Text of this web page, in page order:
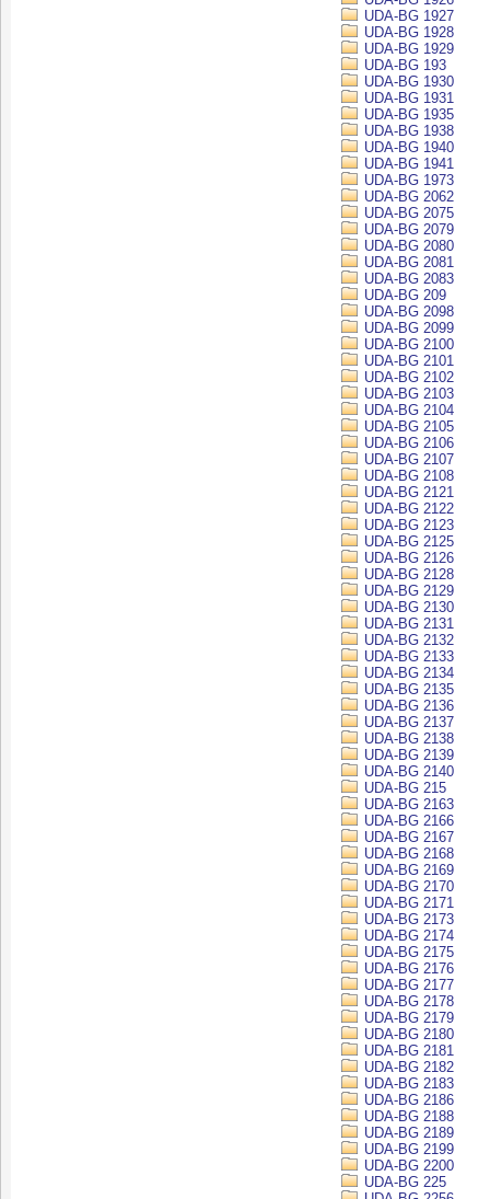
UDA-BG 1927
UDA-BG 1928
UDA-BG 1929
UDA-BG 193
UDA-BG 1930
UDA-BG 1931
UDA-BG 1935
UDA-BG 1938
UDA-BG 1940
UDA-BG 1941
UDA-BG 1973
UDA-BG 2062
UDA-BG 2075
UDA-BG 2079
UDA-BG 2080
UDA-BG 2081
UDA-BG 2083
UDA-BG 209
UDA-BG 2098
UDA-BG 2099
UDA-BG 2100
UDA-BG 2101
UDA-BG 2102
UDA-BG 2103
UDA-BG 2104
UDA-BG 2105
UDA-BG 2106
UDA-BG 2107
UDA-BG 2108
UDA-BG 2121
UDA-BG 2122
UDA-BG 2123
UDA-BG 2125
UDA-BG 2126
UDA-BG 2128
UDA-BG 2129
UDA-BG 2130
UDA-BG 2131
UDA-BG 2132
UDA-BG 2133
UDA-BG 2134
UDA-BG 2135
UDA-BG 2136
UDA-BG 2137
UDA-BG 2138
UDA-BG 2139
UDA-BG 2140
UDA-BG 215
UDA-BG 2163
UDA-BG 2166
UDA-BG 2167
UDA-BG 2168
UDA-BG 2169
UDA-BG 2170
UDA-BG 2171
UDA-BG 2173
UDA-BG 2174
UDA-BG 2175
UDA-BG 2176
UDA-BG 2177
UDA-BG 2178
UDA-BG 2179
UDA-BG 2180
UDA-BG 2181
UDA-BG 2182
UDA-BG 2183
UDA-BG 2186
UDA-BG 2188
UDA-BG 2189
UDA-BG 2199
UDA-BG 2200
UDA-BG 225